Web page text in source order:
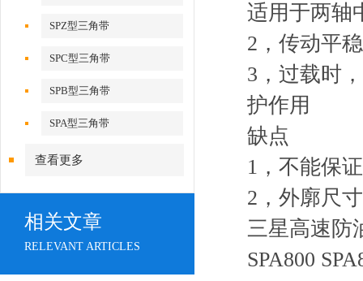
SPZ型三角带
SPC型三角带
SPB型三角带
SPA型三角带
查看更多
相关文章
RELEVANT ARTICLES
适用于两轴
2，传动平
3，过载时
护作用
缺点
1，不能保
2，外廓尺
三星高速防
SPA800